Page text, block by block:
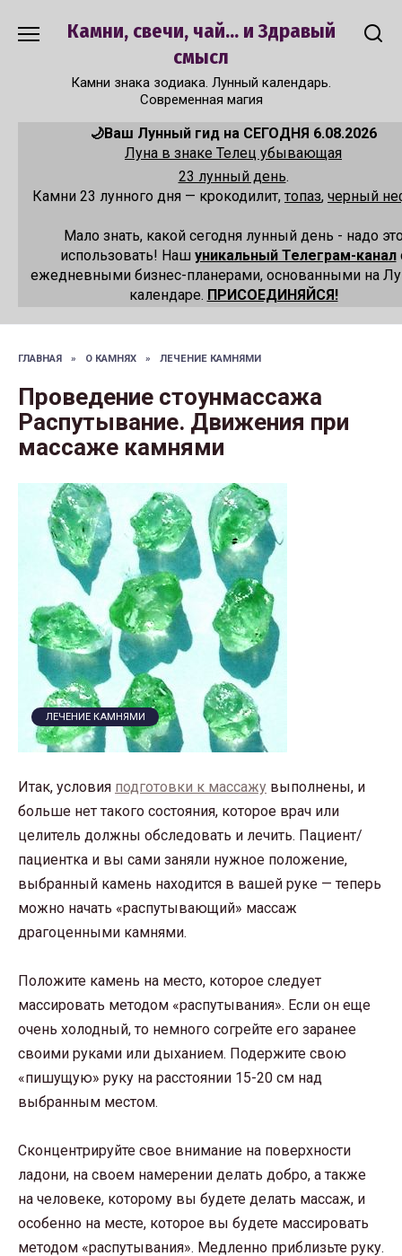
Камни, свечи, чай... и Здравый
смысл
Камни знака зодиака. Лунный календарь.
Современная магия
🌙Ваш Лунный гид на СЕГОДНЯ 6.08.2026
Луна в знаке Телец убывающая
23 лунный день.
Камни 23 лунного дня — крокодилит, топаз, черный
Мало знать, какой сегодня лунный день - надо
использовать! Наш уникальный Телеграм-канал
ежедневными бизнес-планерами, основанными на
календаре. ПРИСОЕДИНЯЙСЯ!
ГЛАВНАЯ » О КАМНЯХ » ЛЕЧЕНИЕ КАМНЯМИ
Проведение стоунмассажа
Распутывание. Движения при
массаже камнями
ЛЕЧЕНИЕ КАМНЯМИ
Итак, условия подготовки к массажу выполнены, и
больше нет такого состояния, которое врач или
целитель должны обследовать и лечить. Пациент/
пациентка и вы сами заняли нужное положение,
выбранный камень находится в вашей руке — теперь
можно начать «распутывающий» массаж
драгоценными камнями.
Положите камень на место, которое следует
массировать методом «распутывания». Если он еще
очень холодный, то немного согрейте его заранее
своими руками или дыханием. Подержите свою
«пишущую» руку на расстоянии 15-20 см над
выбранным местом.
Сконцентрируйте свое внимание на поверхности
ладони, на своем намерении делать добро, а также
на человеке, которому вы будете делать массаж, и
особенно на месте, которое вы будете массировать
методом «распутывания». Медленно приблизьте руку.